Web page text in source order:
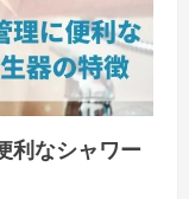
利なシャワー